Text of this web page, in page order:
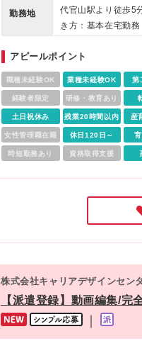
く詳細に記載いた
勤務地
代官山駅より徒歩
き方：基本在宅勤
り、出社頻度は変
策：屋内原則禁煙
アピールポイント
職種未経験OK 業種未経験OK 第
経験者限定 研修・教育あり
土日祝休み 残業20時間以内 産
女性管理職在籍 休日120日～
時短勤務あり 資格取得支援
株式会社キャリアデザインセン
【派遣登録】動画編集/